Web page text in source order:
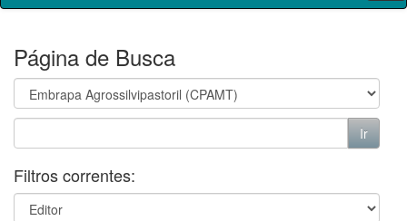
Página de Busca
Filtros correntes: